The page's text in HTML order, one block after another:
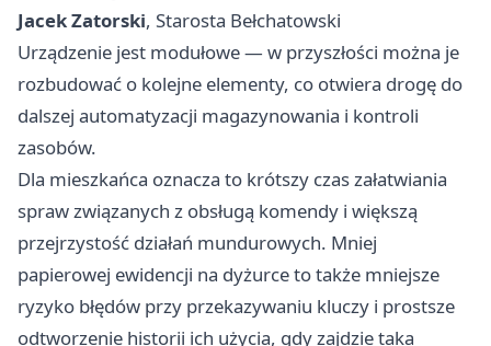
Jacek Zatorski, Starosta Bełchatowski
Urządzenie jest modułowe — w przyszłości można je
rozbudować o kolejne elementy, co otwiera drogę do
dalszej automatyzacji magazynowania i kontroli
zasobów.
Dla mieszkańca oznacza to krótszy czas załatwiania
spraw związanych z obsługą komendy i większą
przejrzystość działań mundurowych. Mniej
papierowej ewidencji na dyżurce to także mniejsze
ryzyko błędów przy przekazywaniu kluczy i prostsze
odtworzenie historii ich użycia, gdy zajdzie taka